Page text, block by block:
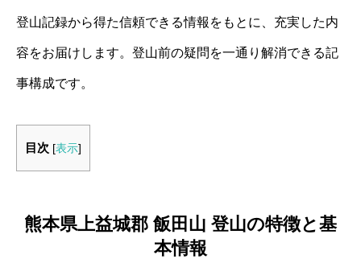
登山記録から得た信頼できる情報をもとに、充実した内
容をお届けします。登山前の疑問を一通り解消できる記
事構成です。
目次 [表示]
熊本県上益城郡 飯田山 登山の特徴と基
本情報